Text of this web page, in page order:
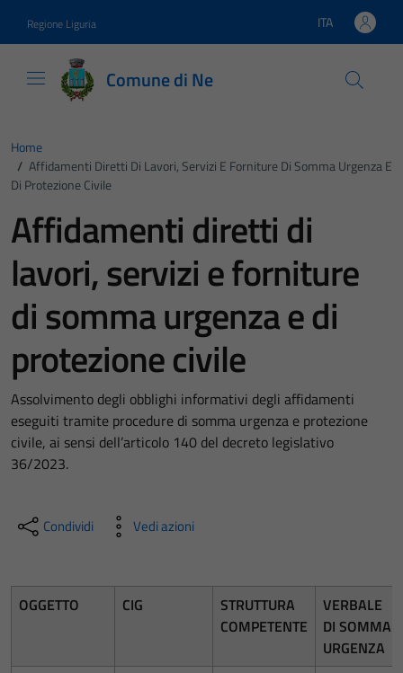
Regione Liguria Lingua attiva:
ITA
Comune di Ne
Home
/ Affidamenti Diretti Di Lavori, Servizi E Forniture Di Somma Urgenza E
Di Protezione Civile
Affidamenti diretti di
lavori, servizi e forniture
di somma urgenza e di
protezione civile
Assolvimento degli obblighi informativi degli affidamenti
eseguiti tramite procedure di somma urgenza e protezione
civile, ai sensi dell’articolo 140 del decreto legislativo
36/2023.
Condividi Vedi azioni
OGGETTO CIG
STRUTTURA
COMPETENTE
VERBALE
DI SOMMA
URGENZA